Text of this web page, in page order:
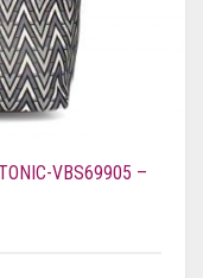
VBS69905 –